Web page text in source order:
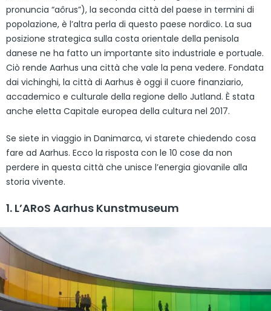
pronuncia “aôrus”), la seconda città del paese in termini di
popolazione, è l’altra perla di questo paese nordico. La sua
posizione strategica sulla costa orientale della penisola
danese ne ha fatto un importante sito industriale e portuale.
Ciò rende Aarhus una città che vale la pena vedere. Fondata
dai vichinghi, la città di Aarhus è oggi il cuore finanziario,
accademico e culturale della regione dello Jutland. È stata
anche eletta Capitale europea della cultura nel 2017.
Se siete in viaggio in Danimarca, vi starete chiedendo cosa
fare ad Aarhus. Ecco la risposta con le 10 cose da non
perdere in questa città che unisce l’energia giovanile alla
storia vivente.
1. L’ARoS Aarhus Kunstmuseum